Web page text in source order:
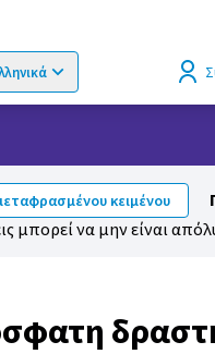
language Επιλογή γλώσσας
κειμένου
μπορεί να μην είναι